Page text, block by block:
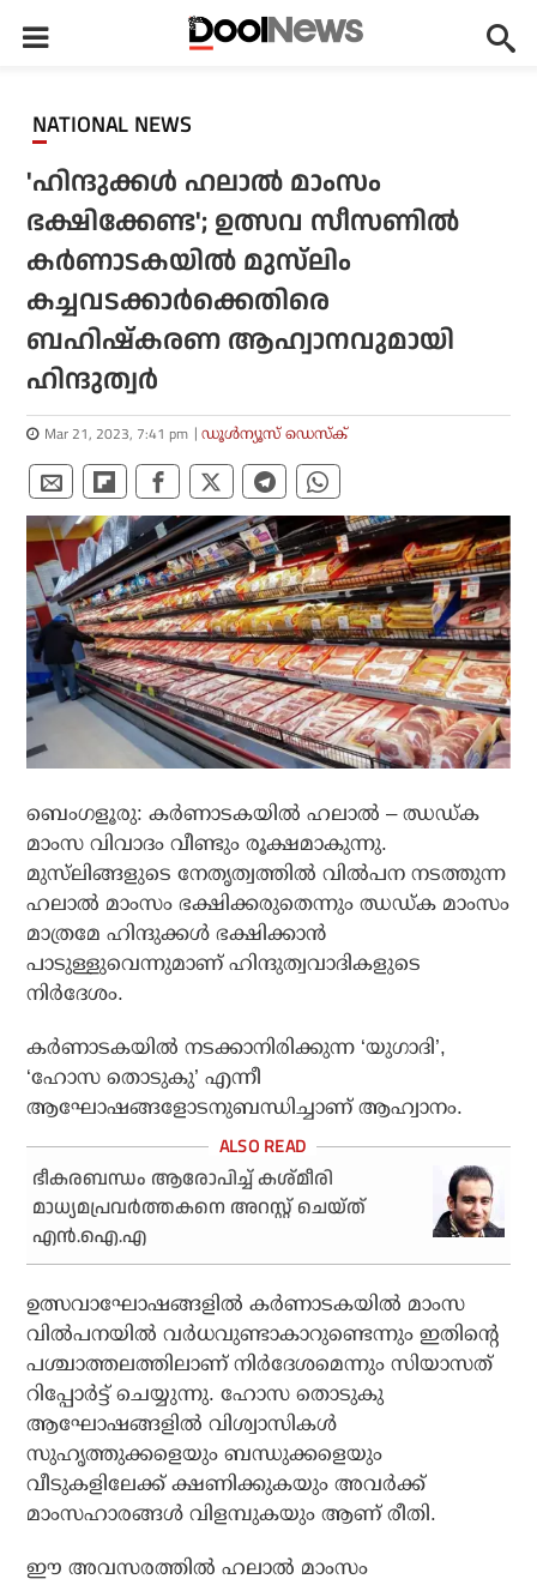
NATIONAL NEWS
'ഹിന്ദുക്കള്‍ ഹലാല്‍ മാംസം
ഭക്ഷിക്കേണ്ട'; ഉത്സവ സീസണില്‍
കര്‍ണാടകയില്‍ മുസ്‌ലിം
കച്ചവടക്കാര്‍ക്കെതിരെ
ബഹിഷ്‌കരണ ആഹ്വാനവുമായി
ഹിന്ദുത്വര്‍
Mar 21, 2023, 7:41 pm ഡൂള്‍ന്യൂസ് ഡെസ്‌ക്
ബെംഗളൂരു: കര്‍ണാടകയില്‍ ഹലാല്‍ – ഝഡ്ക
മാംസ വിവാദം വീണ്ടും രൂക്ഷമാകുന്നു.
മുസ്‌ലിങ്ങളുടെ നേതൃത്വത്തില്‍ വില്‍പന നടത്തുന്ന
ഹലാല്‍ മാംസം ഭക്ഷിക്കരുതെന്നും ഝഡ്ക മാംസം
മാത്രമേ ഹിന്ദുക്കള്‍ ഭക്ഷിക്കാന്‍
പാടുള്ളുവെന്നുമാണ് ഹിന്ദുത്വവാദികളുടെ
നിര്‍ദേശം.
കര്‍ണാടകയില്‍ നടക്കാനിരിക്കുന്ന ‘യുഗാദി’,
‘ഹോസ തൊടുകു’ എന്നീ
ആഘോഷങ്ങളോടനുബന്ധിച്ചാണ് ആഹ്വാനം.
ഭീകരബന്ധം ആരോപിച്ച് കശ്മീരി
മാധ്യമപ്രവര്‍ത്തകനെ അറസ്റ്റ് ചെയ്ത്
എന്‍.ഐ.എ
ഉത്സവാഘോഷങ്ങളില്‍ കര്‍ണാടകയില്‍ മാംസ
വില്‍പനയില്‍ വര്‍ധവുണ്ടാകാറുണ്ടെന്നും ഇതിന്റെ
പശ്ചാത്തലത്തിലാണ് നിര്‍ദേശമെന്നും സിയാസത്
റിപ്പോര്‍ട്ട് ചെയ്യുന്നു. ഹോസ തൊടുകു
ആഘോഷങ്ങളില്‍ വിശ്വാസികള്‍
സുഹൃത്തുക്കളെയും ബന്ധുക്കളെയും
വീടുകളിലേക്ക് ക്ഷണിക്കുകയും അവര്‍ക്ക്
മാംസഹാരങ്ങള്‍ വിളമ്പുകയും ആണ് രീതി.
ഈ അവസരത്തില്‍ ഹലാല്‍ മാംസം